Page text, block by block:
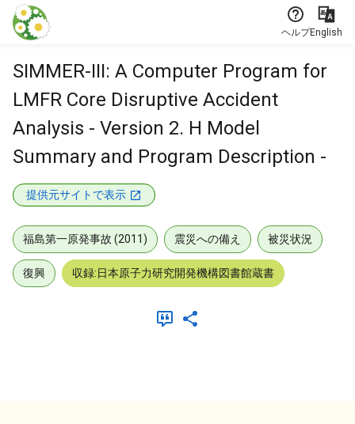
本文に飛ぶ
ヘルプEnglish
SIMMER-III: A Computer Program for
LMFR Core Disruptive Accident
Analysis - Version 2. H Model
Summary and Program Description -
提供元サイトで表示
福島第一原発事故 (2011) 震災への備え 被災状況
復興 収録:日本原子力研究開発機構図書館蔵書